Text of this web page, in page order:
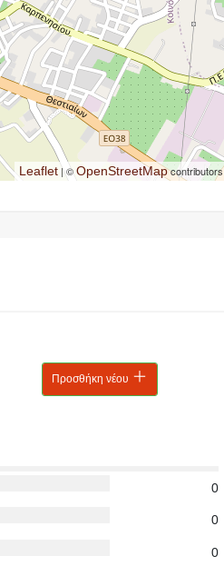
Leaflet| ©OpenStreetMapcontributors
Προσθήκη νέου
0
0
0